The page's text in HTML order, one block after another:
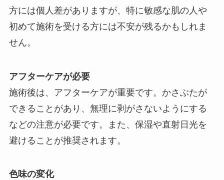
方には個人差がありますが、特に敏感な肌の人や
初めて施術を受ける方には不安が残るかもしれま
せん。
アフターケアが必要
施術後は、アフターケアが重要です。かさぶたが
できることがあり、無理に剥がさないようにする
などの注意が必要です。また、保湿や直射日光を
避けることが推奨されます。
色味の変化